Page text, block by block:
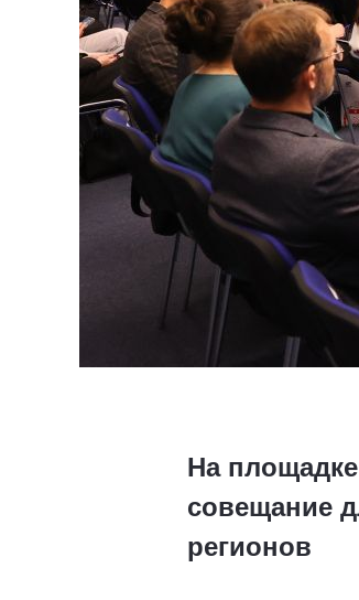
На
совещание
регионов